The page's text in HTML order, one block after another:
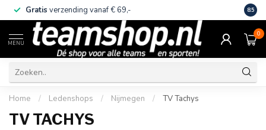
Gratis verzending vanaf € 69,- Eigen
8.5
MENU
0
Home / Ledenshops / Nijmegen / TV Tachys
TV TACHYS